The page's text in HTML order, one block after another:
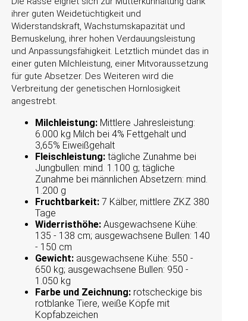
ihrer guten Weidetüchtigkeit und
Widerstandskraft, Wachstumskapazität und
Bemuskelung, ihrer hohen Verdauungsleistung
und Anpassungsfähigkeit. Letztlich mündet das in
einer guten Milchleistung, einer Mitvoraussetzung
für gute Absetzer. Des Weiteren wird die
Verbreitung der genetischen Hornlosigkeit
angestrebt.
Milchleistung: Mittlere Jahresleistung:
6.000 kg Milch bei 4% Fettgehalt und
3,65% Eiweißgehalt
Fleischleistung:tägliche Zunahme bei
Jungbullen: mind. 1.100 g; tägliche
Zunahme bei männlichen Absetzern: mind.
1.200 g
Fruchtbarkeit:7 Kälber, mittlere ZKZ 380
Tage
Widerristhöhe:Ausgewachsene Kühe:
135 - 138 cm; ausgewachsene Bullen: 140
- 150 cm
Gewicht:ausgewachsene Kühe: 550 -
650 kg; ausgewachsene Bullen: 950 -
1.050 kg
Farbe und Zeichnung: rotscheckige bis
rotblanke Tiere, weiße Köpfe mit
Kopfabzeichen